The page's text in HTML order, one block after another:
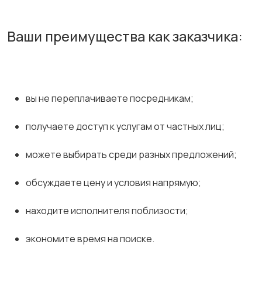
Ваши преимущества как заказчика:
вы не переплачиваете посредникам;
получаете доступ к услугам от частных лиц;
можете выбирать среди разных предложений;
обсуждаете цену и условия напрямую;
находите исполнителя поблизости;
экономите время на поиске.